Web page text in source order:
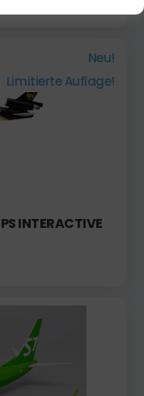
Neu!
Limitierte Auflage!
INTERACTIVE